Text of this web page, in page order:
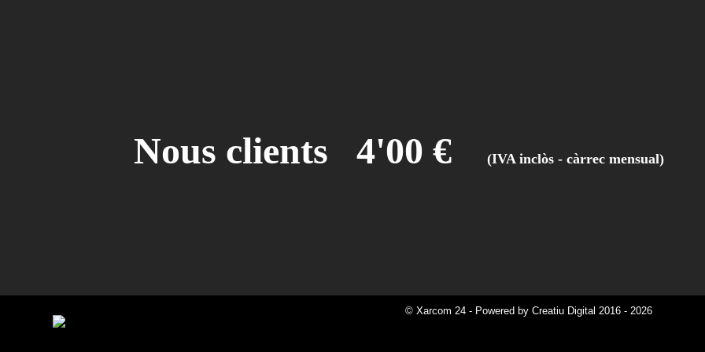
Nous clients 4'00 € (IVA inclòs
© Xarcom 24 - Powered by Creatiu Digital 2016 - 2026